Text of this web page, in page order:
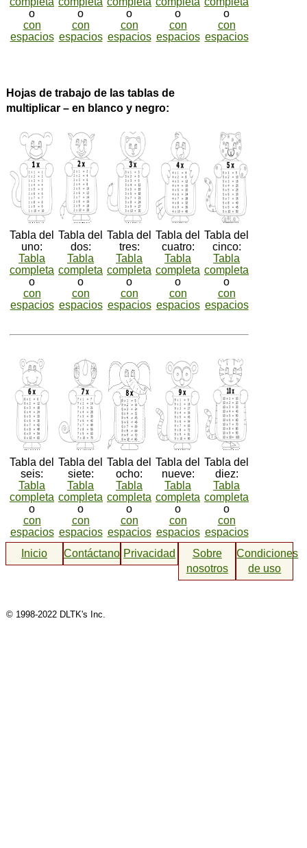
o
con
espacios
o
con
espacios
o
con
espacios
o
con
espacios
o
con
espacios
Hojas de trabajo de las tablas de
multiplicar – en blanco y negro:
Tabla del
uno:
Tabla
completa
o
con
espacios
Tabla del
dos:
Tabla
completa
o
con
espacios
Tabla del
tres:
Tabla
completa
o
con
espacios
Tabla del
cuatro:
Tabla
completa
o
con
espacios
Tabla del
cinco:
Tabla
completa
o
con
espacios
Tabla del
seis:
Tabla
completa
o
con
espacios
Tabla del
siete:
Tabla
completa
o
con
espacios
Tabla del
ocho:
Tabla
completa
o
con
espacios
Tabla del
nueve:
Tabla
completa
o
con
espacios
Tabla del
diez:
Tabla
completa
o
con
espacios
Inicio
ContáctanosPrivacidad
Sobre
nosotros
Condiciones
de uso
© 1998-2022 DLTK's Inc.